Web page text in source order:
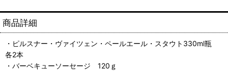
商品詳細
・ピルスナー・ヴァイツェン・ペールエール・スタウト330ml瓶
各2本
・バーベキューソーセージ 120ｇ